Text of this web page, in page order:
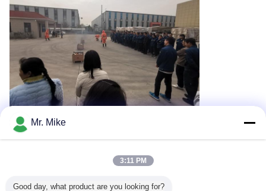
Recommended Products
Mr. Mike
3:11 PM
Good day, what product are you looking for?